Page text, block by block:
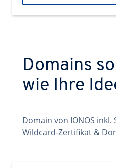
Domains
wie Ihre
Domain von IONOS inkl.
Wildcard-Zertifikat &